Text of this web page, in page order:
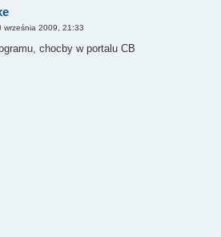
września 2009, 21:33
chocby w portalu CB